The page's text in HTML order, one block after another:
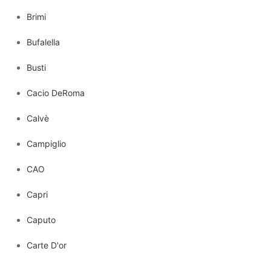
Brimi
Bufalella
Busti
Cacio DeRoma
Calvè
Campiglio
CAO
Capri
Caputo
Carte D'or